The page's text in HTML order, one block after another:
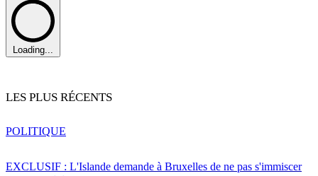
Loading...
LES PLUS RÉCENTS
EXCLUSIF : L'Islande demande à Bruxelles de ne pas s'immiscer
POLITIQUE